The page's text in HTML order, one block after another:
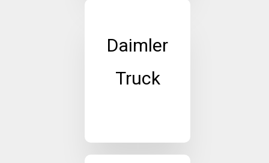
Daimler
Truck